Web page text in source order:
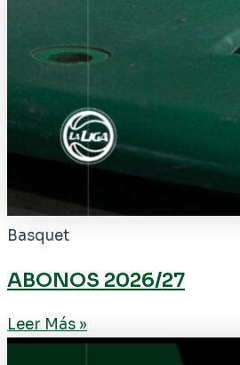
Basquet
ABONOS 2026/27
Leer Más »